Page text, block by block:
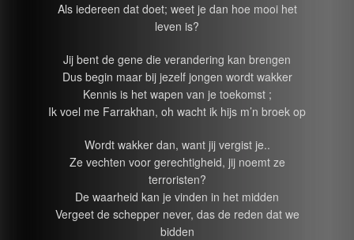
Als iedereen dat doet; weet je dan hoe mooi het
leven is?
Jij bent de gene die verandering kan brengen
Dus begin maar bij jezelf jongen wordt wakker
Kennis is het wapen van je toekomst ;
Ik voel me Farrakhan, oh wacht ik hijs m’n broek op
Wordt wakker dan, want jij vergist je..
Ze vechten voor gerechtigheid, jij noemt ze
terroristen?
De waarheid kan je vinden in het midden
Vergeet de schepper never, das de reden dat we
bidden